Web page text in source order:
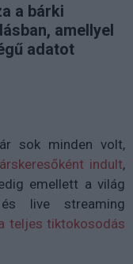
a bárki
amellyel
adatot
sok minden volt,
indult,
emellett a világ
live streaming
teljes tiktokosodás